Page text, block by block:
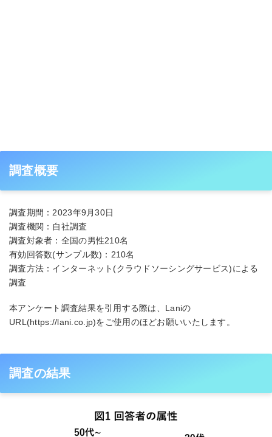
調査概要
調査期間：2023年9月30日
調査機関：自社調査
調査対象者：全国の男性210名
有効回答数(サンプル数)：210名
調査方法：インターネット(クラウドソーシングサービス)による
調査
本アンケート調査結果を引用する際は、Laniの
URL(https://lani.co.jp)をご使用のほどお願いいたします。
調査の結果